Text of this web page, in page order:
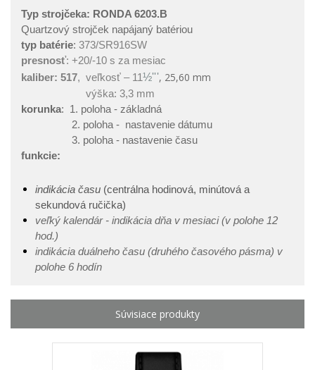
Typ strojčeka: RONDA 6203.B
Quartzový strojček napájaný batériou
typ batérie: 373/SR916SW
presnosť: +20/-10 s za mesiac
kaliber: 517, veľkosť – 11 ½''', 25,60 mm
výška: 3,3 mm
korunka: 1. poloha - základná
2. poloha - nastavenie dátumu
3. poloha - nastavenie času
funkcie:
indikácia času (centrálna hodinová, minútová a
sekundová ručička)
veľký kalendár - indikácia dňa v mesiaci (v polohe 12
hod.)
indikácia duálneho času (druhého časového pásma) v
polohe 6 hodín